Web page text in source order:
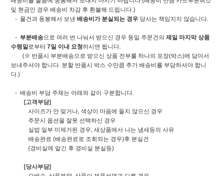
및 현금인 경우 배송비 차감 후 환불해 드립니다.)
- 물건과 동봉해서 보낸 배송비가 분실되는 경우 당사는 책임지지 않습니다.
- 부분배송으로 여러 번 나눠서 받으신 경우 동일 주문건의 제일 마지막 상품
수령일로부터 7일 이내 요청하시면 됩니다.
(※ 반품시 부분배송으로 받으신 상품 전부를 하나의 포장(박스)에 담아서
보내주셔야 합니다. 분할 반품시 박스 수만큼 추가 배송비를 부담하셔야 합니
다.)
- 배송비 부담 주체는 아래와 같이 구분합니다.
[고객부담]
사이즈가 안 맞거나, 색상이 마음에 들지 않으신 경우
주문시 옵션을 잘못 선택하신 경우
실밥 일부 미제거된 경우, 새상품에서 나는 냄새등의 사유
배송완료 (배송완료로 조회되는 경우)후 분실건
(경비실에 맡긴 후 경비실 분실등)
[당사부담]